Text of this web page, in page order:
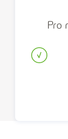
Pro